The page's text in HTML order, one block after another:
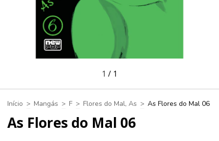
1 / 1
Início > Mangás > F > Flores do Mal, As > As Flores do Mal 06
As Flores do Mal 06